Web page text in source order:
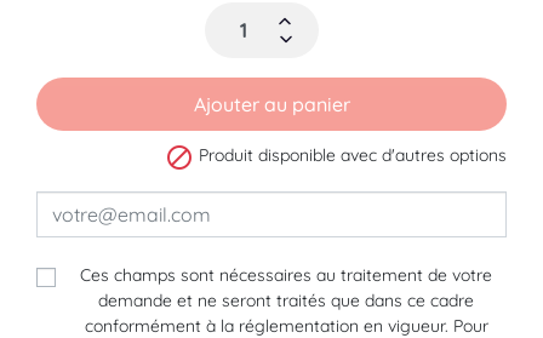
Ajouter au panier
 Produit disponible avec d'autres options
Ces champs sont nécessaires au traitement de votre
demande et ne seront traités que dans ce cadre
conformément à la réglementation en vigueur. Pour